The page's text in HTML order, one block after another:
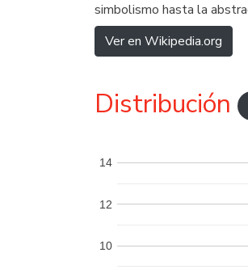
simbolismo hasta la
Ver en Wikipedia.org
Distribución
10
12
14